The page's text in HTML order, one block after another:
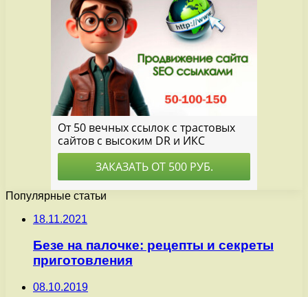
Популярные статьи
18.11.2021
Безе на палочке: рецепты и секреты
приготовления
08.10.2019